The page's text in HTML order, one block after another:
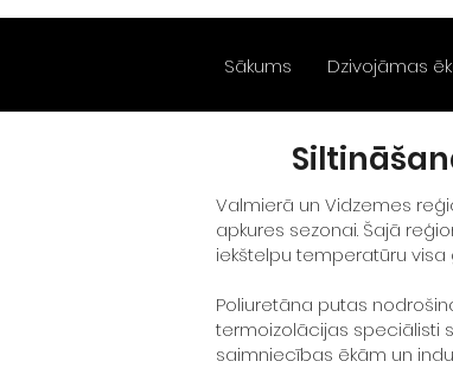
Sākums Dzivojāmas
Valmierā un Vidzemes
apkures sezonai. Šajā
iekštelpu temperatūru
Poliuretāna putas
termoizolācijas speciālisti
saimniecības ēkām un